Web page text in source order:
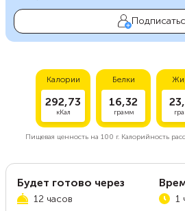
Калории
292,73
кКал
Белки
16,32
грамм
Пищевая ценность на 100 г.Калорийность
Будет готово через
12 часов 1